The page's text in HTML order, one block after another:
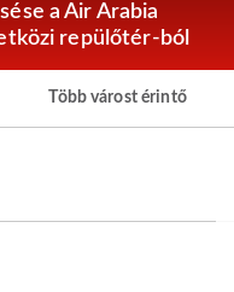
a Air Arabia
repülőtér-ból
Több várost érintő